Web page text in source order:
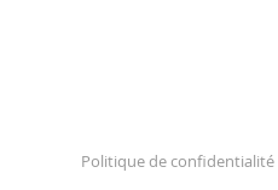
Politique de confidentialité